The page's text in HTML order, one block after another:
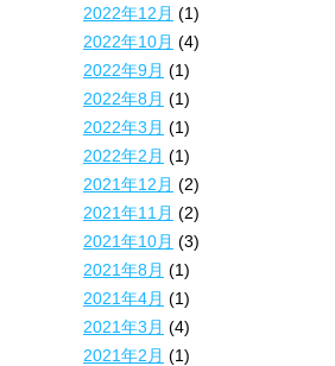
2022年12月 (1)
2022年10月 (4)
2022年9月 (1)
2022年8月 (1)
2022年3月 (1)
2022年2月 (1)
2021年12月 (2)
2021年11月 (2)
2021年10月 (3)
2021年8月 (1)
2021年4月 (1)
2021年3月 (4)
2021年2月 (1)